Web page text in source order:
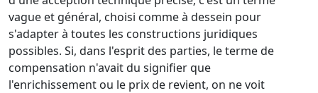
vague et général, choisi comme à dessein pour
s'adapter à toutes les constructions juridiques
possibles. Si, dans l'esprit des parties, le terme de
compensation n'avait du signifier que
l'enrichissement ou le prix de revient, on ne voit